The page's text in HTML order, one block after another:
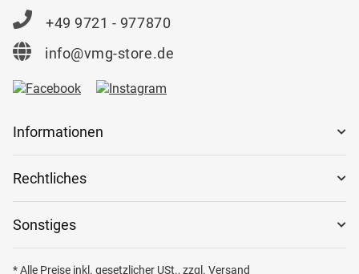
+49 9721 - 977870
info@vmg-store.de
Informationen
Rechtliches
Sonstiges
* Alle Preise inkl. gesetzlicher USt., zzgl. Versand